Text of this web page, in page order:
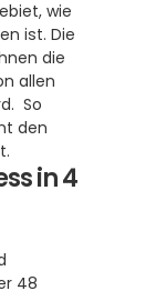
ist. Die
die
allen
So
den
in 4
48